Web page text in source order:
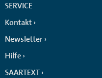
SERVICE
Kontakt
Newsletter
Hilfe
SAARTEXT